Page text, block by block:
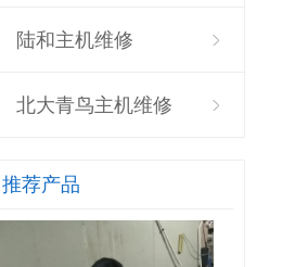
陆和主机维修
北大青鸟主机维修
推荐产品